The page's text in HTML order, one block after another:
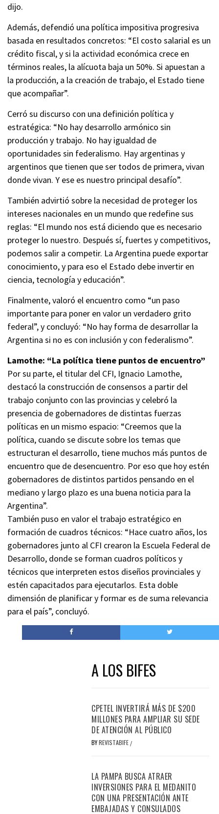
dijo.
Además, defendió una política impositiva progresiva
basada en resultados concretos: “El costo salarial es un
crédito fiscal, y si la actividad económica crece en
términos reales, la alícuota baja un 50%. Si apuestan a
la producción, a la creación de trabajo, el Estado tiene
que acompañar”.
Cerró su discurso con una definición política y
estratégica: “No hay desarrollo armónico sin
producción y trabajo. No hay igualdad de
oportunidades sin federalismo. Hay argentinas y
argentinos que tienen que ser todos de primera, vivan
donde vivan. Y ese es nuestro principal desafío”.
También advirtió sobre la necesidad de proteger los
intereses nacionales en un mundo que redefine sus
reglas: “El mundo nos está diciendo que es necesario
proteger lo nuestro. Después sí, fuertes y competitivos,
podemos salir a competir. La Argentina puede exportar
conocimiento, y para eso el Estado debe invertir en
ciencia, tecnología y educación”.
Finalmente, valoró el encuentro como “un paso
importante para poner en valor un verdadero grito
federal”, y concluyó: “No hay forma de desarrollar la
Argentina si no es con inclusión y con federalismo”.
Lamothe: “La política tiene puntos de encuentro”
Por su parte, el titular del CFI, Ignacio Lamothe,
destacó la construcción de consensos a partir del
trabajo conjunto con las provincias y celebró la
presencia de gobernadores de distintas fuerzas
políticas en un mismo espacio: “Creemos que la
política, cuando se discute sobre los temas que
estructuran el desarrollo, tiene muchos más puntos de
encuentro que de desencuentro. Por eso que hoy estén
gobernadores de distintos partidos pensando en el
mediano y largo plazo es una buena noticia para la
Argentina”.
También puso en valor el trabajo estratégico en
formación de cuadros técnicos: “Hace cuatro años, los
gobernadores junto al CFI crearon la Escuela Federal de
Desarrollo, donde se forman cuadros políticos y
técnicos que interpreten estos diseños provinciales y
estén capacitados para ejecutarlos. Esta doble
dimensión de planificar y formar es de suma relevancia
para el país”, concluyó.
A LOS BIFES
CPETEL INVERTIRÁ MÁS DE $200
MILLONES PARA AMPLIAR SU SEDE
DE ATENCIÓN AL PÚBLICO
BYREVISTABIFE /
LA PAMPA BUSCA ATRAER
INVERSIONES PARA EL MEDANITO
CON UNA PRESENTACIÓN ANTE
EMBAJADAS Y CONSULADOS